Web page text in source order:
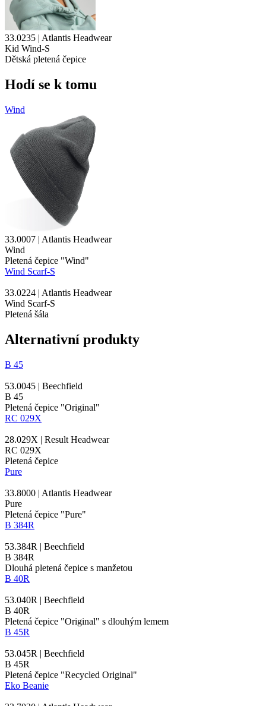
33.0235 | Atlantis Headwear
Kid Wind-S
Dětská pletená čepice
Hodí se k tomu
Wind
33.0007 | Atlantis Headwear
Wind
Pletená čepice "Wind"
Wind Scarf-S
33.0224 | Atlantis Headwear
Wind Scarf-S
Pletená šála
Alternativní produkty
B 45
53.0045 | Beechfield
B 45
Pletená čepice "Original"
RC 029X
28.029X | Result Headwear
RC 029X
Pletená čepice
Pure
33.8000 | Atlantis Headwear
Pure
Pletená čepice "Pure"
B 384R
53.384R | Beechfield
B 384R
Dlouhá pletená čepice s manžetou
B 40R
53.040R | Beechfield
B 40R
Pletená čepice "Original" s dlouhým lemem
B 45R
53.045R | Beechfield
B 45R
Pletená čepice "Recycled Original"
Eko Beanie